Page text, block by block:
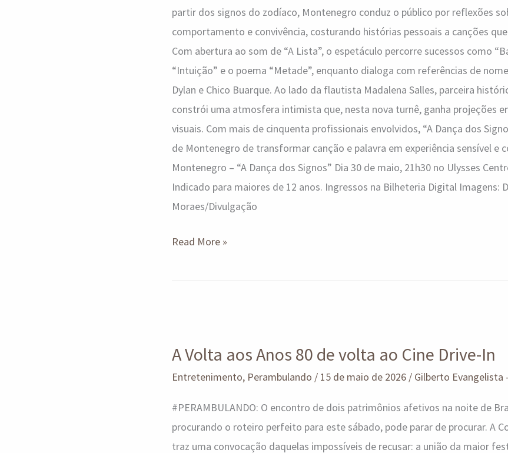
partir dos signos do zodíaco, Montenegro conduz o público por reflexões
comportamento e convivência, costurando histórias pessoais a canções
Com abertura ao som de “A Lista”, o espetáculo percorre sucessos como
“Intuição” e o poema “Metade”, enquanto dialoga com referências de
Dylan e Chico Buarque. Ao lado da flautista Madalena Salles, parceira
constrói uma atmosfera intimista que, nesta nova turnê, ganha projeções
visuais. Com mais de cinquenta profissionais envolvidos, “A Dança dos
de Montenegro de transformar canção e palavra em experiência sensível e
Montenegro – “A Dança dos Signos” Dia 30 de maio, 21h30 no Ulysses
Indicado para maiores de 12 anos. Ingressos na Bilheteria Digital Imagens:
Moraes/Divulgação
Read More »
A Volta aos Anos 80 de volta ao Cine Drive-In
Entretenimento, Perambulando / 15 de maio de 2026 / Gilberto Evangelista
#PERAMBULANDO: O encontro de dois patrimônios afetivos na noite de
procurando o roteiro perfeito para este sábado, pode parar de procurar. A
traz uma convocação daquelas impossíveis de recusar: a união da maior
aos
Anos
de
volta